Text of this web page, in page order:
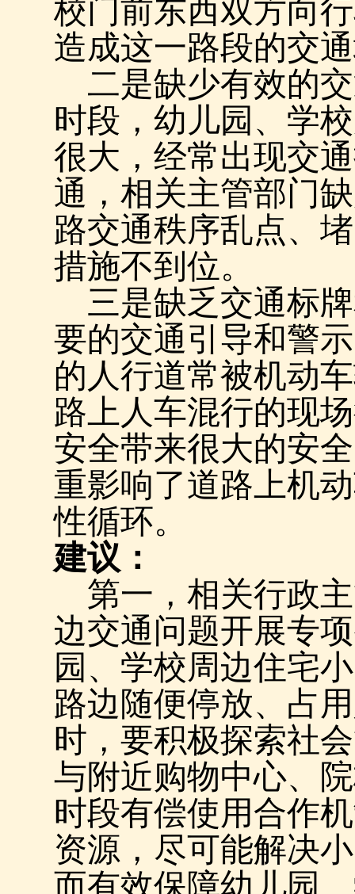
校门前东西双方向
造成这一路段的交
二是缺少有效的
时段，幼儿园、学
很大，经常出现交
通，相关主管部门
路交通秩序乱点、
措施不到位。
三是缺乏交通标
要的交通引导和警
的人行道常被机动
路上人车混行的现
安全带来很大的安
重影响了道路上机
性循环。
建议：
第一，相关行政
边交通问题开展专
园、学校周边住宅
路边随便停放、占
时，要积极探索社
与附近购物中心、
时段有偿使用合作
资源，尽可能解决
而有效保障幼儿园